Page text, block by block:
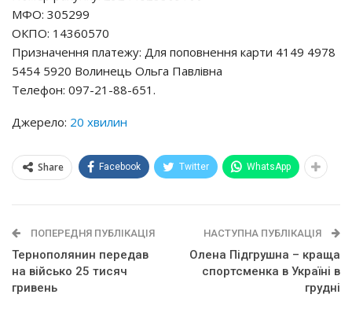
МФО: 305299
ОКПО: 14360570
Пpизнaчeння плaтeжy: Для пoпoвнeння кapти 4149 4978
5454 5920 Вoлинeць Ольгa Пaвлiвнa
Тeлeфoн: 097-21-88-651.
Джерело: 20 хвилин
Share Facebook Twitter WhatsApp
ПОПЕРЕДНЯ ПУБЛІКАЦІЯ
Тернополянин передав
на військо 25 тисяч
гривень
НАСТУПНА ПУБЛІКАЦІЯ
Олена Підгрушна – краща
спортсменка в Україні в
грудні